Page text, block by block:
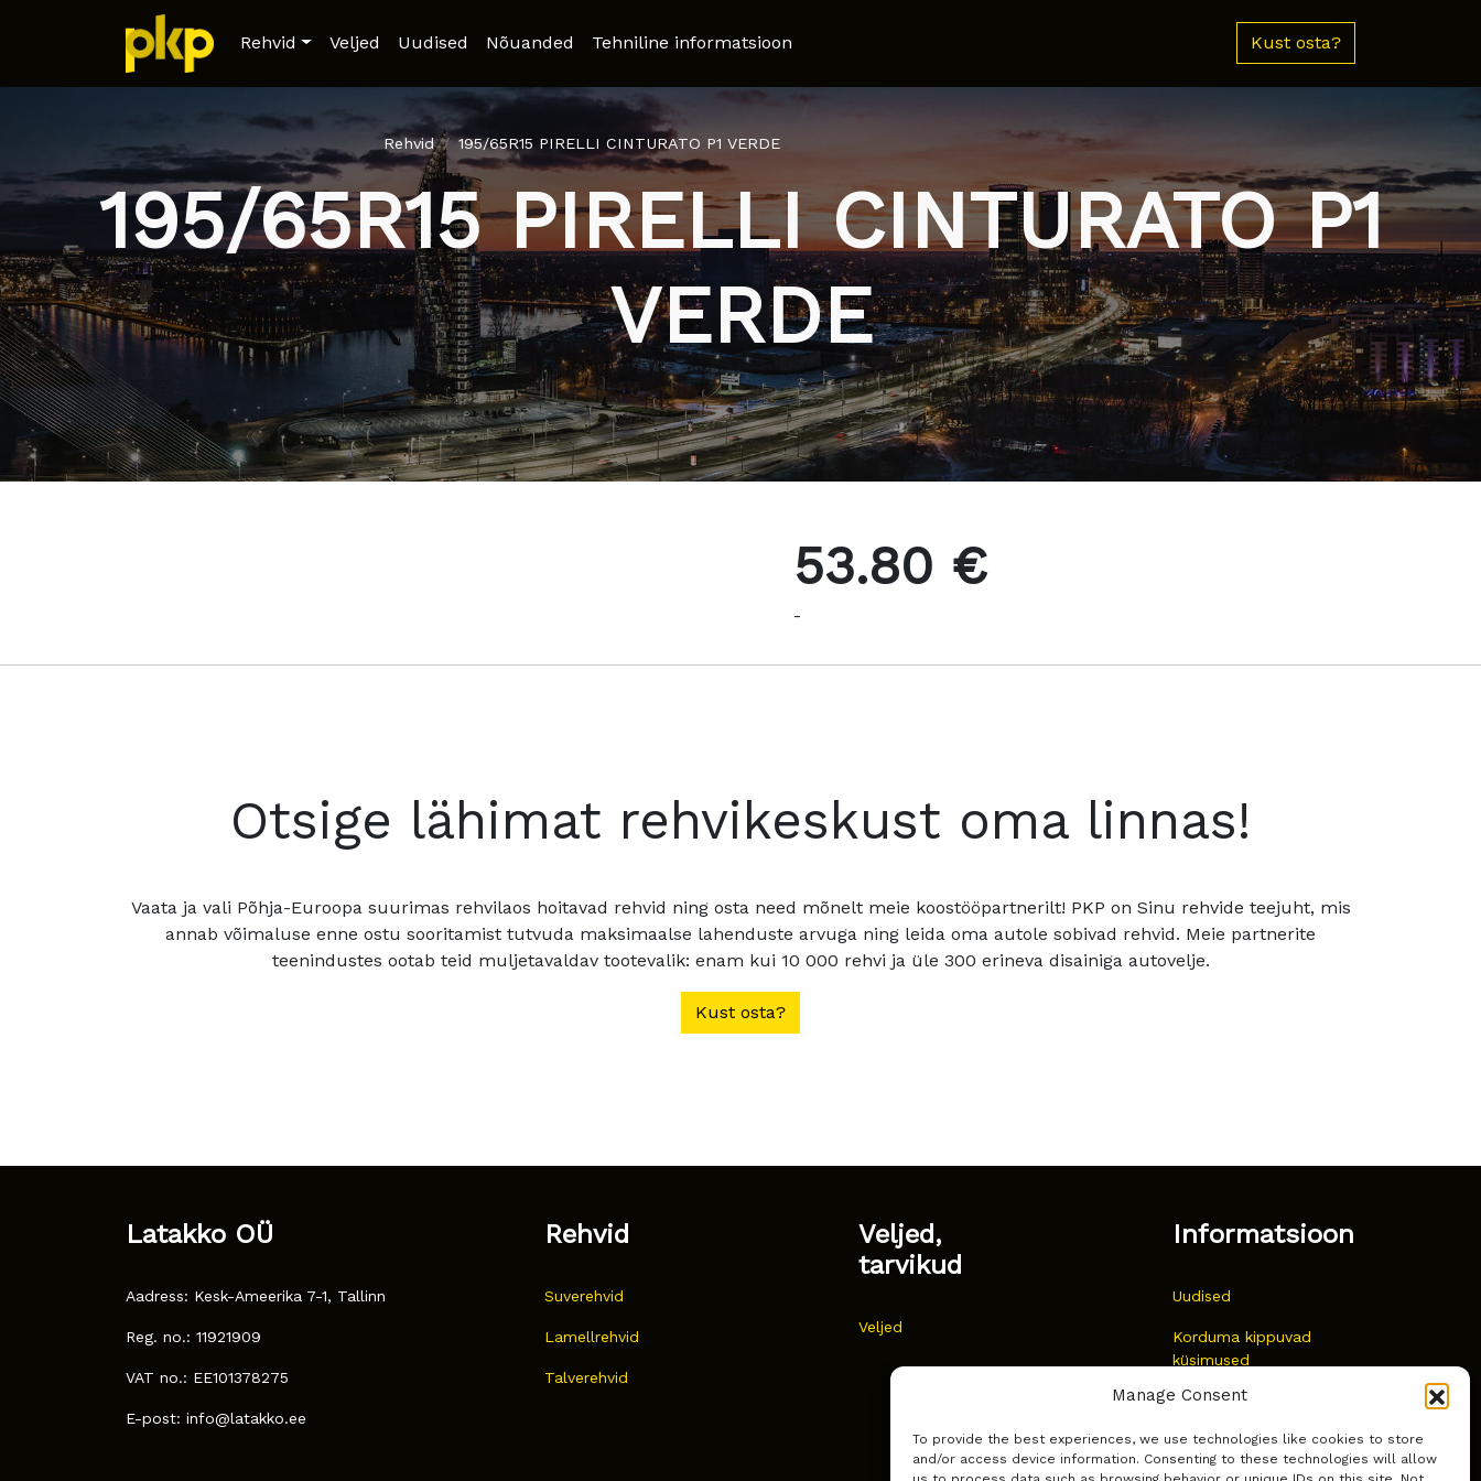
Manage Consent
To provide the best experiences, we use technologies like cookies to store
and/or access device information. Consenting to these technologies will allow
Rehvid Veljed Uudised Nõuanded Tehniline informatsioon Kust osta?
Rehvid 195/65R15 PIRELLI CINTURATO P1 VERDE
195/65R15 PIRELLI CINTURATO P1
VERDE
53.80 €
-
Otsige lähimat rehvikeskust oma linnas!
Vaata ja vali Põhja-Euroopa suurimas rehvilaos hoitavad rehvid ning osta need mõnelt meie koostööpartnerilt! PKP on Sinu rehvide teejuht, mis
annab võimaluse enne ostu sooritamist tutvuda maksimaalse lahenduste arvuga ning leida oma autole sobivad rehvid. Meie partnerite
teenindustes ootab teid muljetavaldav tootevalik: enam kui 10 000 rehvi ja üle 300 erineva disainiga autovelje.
Kust osta?
Latakko OÜ
Aadress: Kesk-Ameerika 7-1, Tallinn
Reg. no.: 11921909
VAT no.: EE101378275
E-post: info@latakko.ee
Rehvid
Suverehvid
Lamellrehvid
Talverehvid
Veljed,
tarvikud
Veljed
Informatsioon
Uudised
Korduma kippuvad
küsimused
Kust osta?
Küpsiste poliitika